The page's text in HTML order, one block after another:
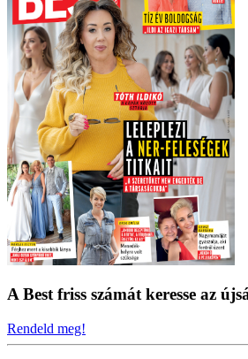
A Best friss számát keresse az
Rendeld meg!